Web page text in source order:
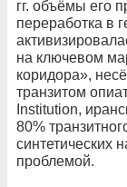
гг. объёмы его
переработка в
на ключевом
коридора»,
транзитом
Institution,
80%
синтетических
проблемой.